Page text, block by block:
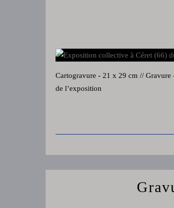
Cartogravure - 21 x 29 cm //
de l’exposition